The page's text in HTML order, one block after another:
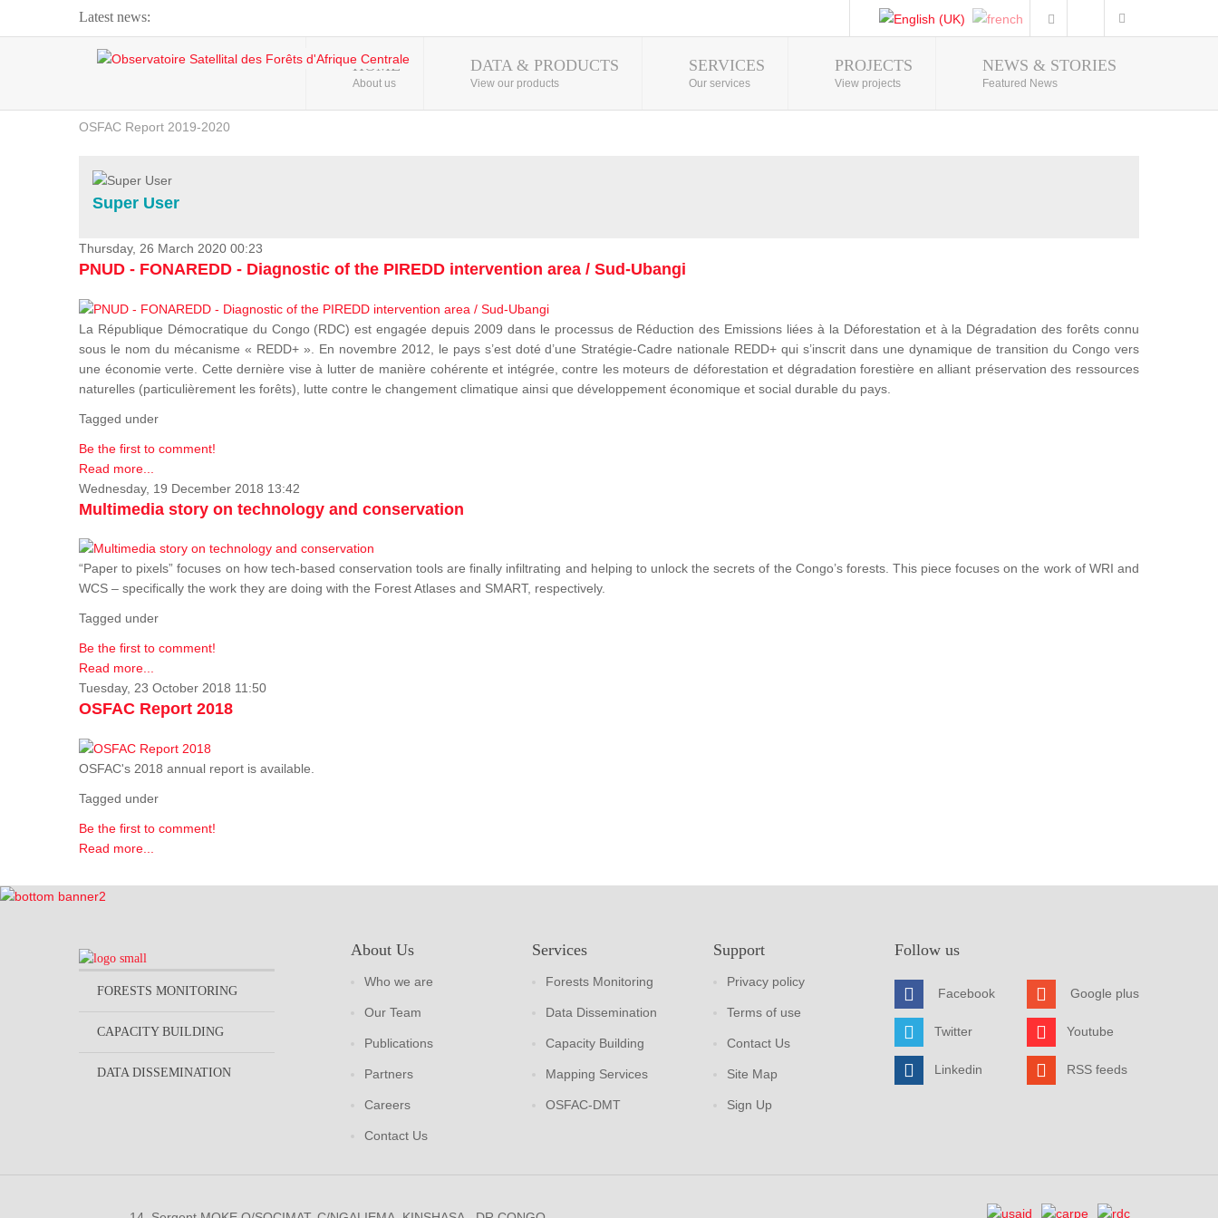
Latest news:
Webinar about Large Scale Monitoring and Land ...
OSFAC Video - Addressing climate change from the ...
OSFAC Report 2019-2020
Flooding and Erosion in Kinshasa - Open Cities ...
Photo Gallery
HOME
About us
DATA & PRODUCTS
View our products
SERVICES
Our services
PROJECTS
View projects
NEWS & STORIES
Featured News
Super User
Thursday, 26 March 2020 00:23
PNUD - FONAREDD - Diagnostic of the PIREDD intervention area / Sud-Ubangi
La République Démocratique du Congo (RDC) est engagée depuis 2009 dans le processus de Réduction des Emissions liées à la Déforestation et à la Dégradation des forêts connu
sous le nom du mécanisme « REDD+ ». En novembre 2012, le pays s’est doté d’une Stratégie-Cadre nationale REDD+ qui s’inscrit dans une dynamique de transition du Congo vers
une économie verte. Cette dernière vise à lutter de manière cohérente et intégrée, contre les moteurs de déforestation et dégradation forestière en alliant préservation des ressources
naturelles (particulièrement les forêts), lutte contre le changement climatique ainsi que développement économique et social durable du pays.
Tagged under
Be the first to comment!
Read more...
Wednesday, 19 December 2018 13:42
Multimedia story on technology and conservation
“Paper to pixels” focuses on how tech-based conservation tools are finally infiltrating and helping to unlock the secrets of the Congo’s forests. This piece focuses on the work of WRI and
WCS – specifically the work they are doing with the Forest Atlases and SMART, respectively.
Tagged under
Be the first to comment!
Read more...
Tuesday, 23 October 2018 11:50
OSFAC Report 2018
OSFAC's 2018 annual report is available.
Tagged under
Be the first to comment!
Read more...
FORESTS MONITORING
CAPACITY BUILDING
DATA DISSEMINATION
About Us
Who we are
Our Team
Publications
Partners
Careers
Contact Us
Services
Forests Monitoring
Data Dissemination
Capacity Building
Mapping Services
OSFAC-DMT
Support
Privacy policy
Terms of use
Contact Us
Site Map
Sign Up
Follow us
Facebook
Twitter
Linkedin
Google plus
Youtube
RSS feeds